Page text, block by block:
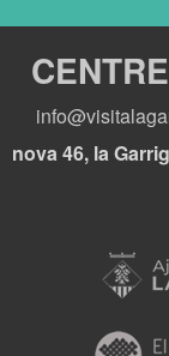
nova 46, la